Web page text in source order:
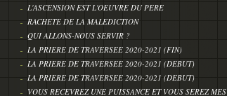
L'ASCENSION EST L'OEUVRE DU PERE
RACHETE DE LA MALEDICTION
QUI ALLONS-NOUS SERVIR ?
LA PRIERE DE TRAVERSEE 2020-2021 (FIN)
LA PRIERE DE TRAVERSEE 2020-2021 (DEBUT)
LA PRIERE DE TRAVERSEE 2020-2021 (DEBUT)
VOUS RECEVREZ UNE PUISSANCE ET VOUS SEREZ MES